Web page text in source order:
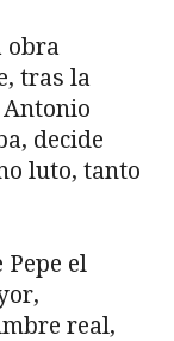
obra
tras la
decide
luto, tanto
el
real,